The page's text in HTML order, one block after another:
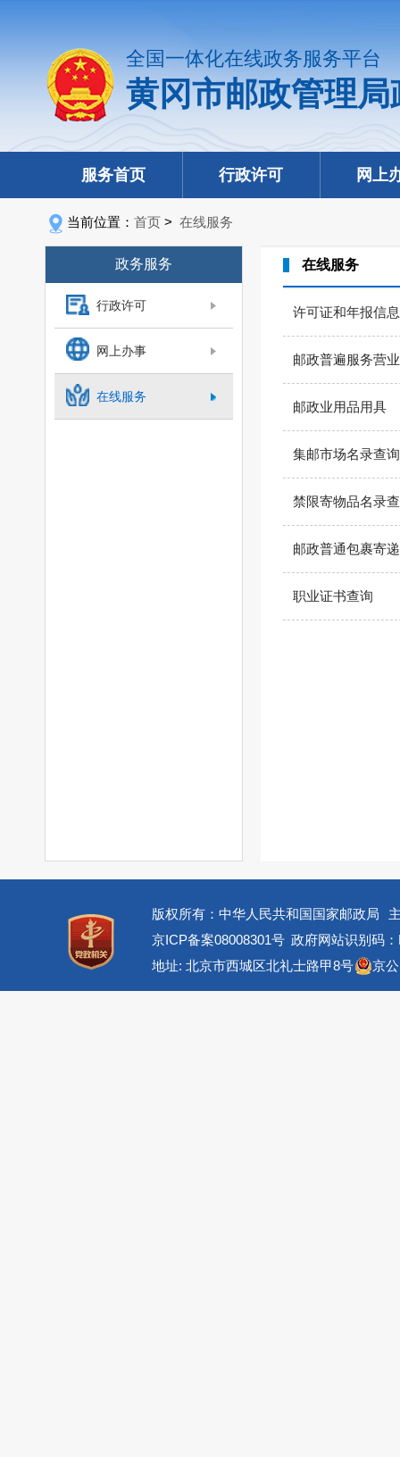
全国一体化在线政务服务平台
黄冈市邮政管理
服务首页 行政许可 网上
当前位置： 首页 > 在线服务
政务服务
行政许可
网上办事
在线服务
在线服务
许可证和年报信
邮政普遍服务营
邮政业用品用具
集邮市场名录查询
禁限寄物品名录
邮政普通包裹寄
职业证书查询
版权所有：中华人民共和国国家邮政局
京ICP备案08008301号 政府网站识别码
地址: 北京市西城区北礼士路甲8号
京